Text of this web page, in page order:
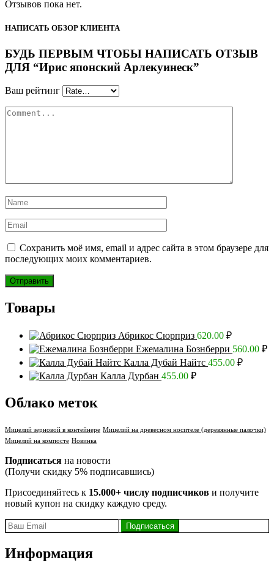
Отзывов пока нет.
НАПИСАТЬ ОБЗОР КЛИЕНТА
БУДЬ ПЕРВЫМ ЧТОБЫ НАПИСАТЬ ОТЗЫВ
ДЛЯ “Ирис японский Арлекуинеск”
Ваш рейтинг
Сохранить моё имя, email и адрес сайта в этом браузере для
последующих моих комментариев.
Товары
Абрикос Сюрприз 620.00 ₽
Ежемалина Бознберри 560.00 ₽
Калла Дубай Найтс 455.00 ₽
Калла Дурбан 455.00 ₽
Облако меток
Мицелий зерновой в контейнере Мицелий на древесном носителе (деревянные палочки)
Мицелий на компосте Новинка
Подписаться на новости
(Получи скидку 5% подписавшись)
Присоединяйтесь к 15.000+ числу подписчиков и получите
новый купон на скидку каждую среду.
Информация